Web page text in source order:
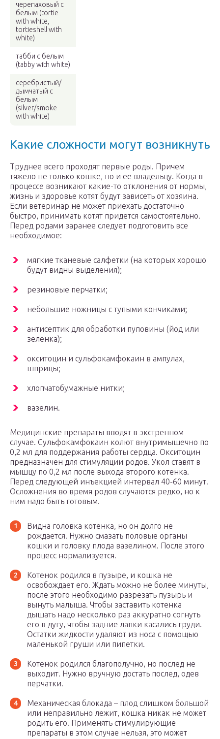
черепаховый с
белым (tortie
with white,
tortieshell with
white)
табби с белым
(tabby with white)
серебристый/
дымчатый с
белым
(silver/smoke
with white)
Какие сложности могут возникнуть
Труднее всего проходят первые роды. Причем
тяжело не только кошке, но и ее владельцу. Когда в
процессе возникают какие-то отклонения от нормы,
жизнь и здоровье котят будут зависеть от хозяина.
Если ветеринар не может приехать достаточно
быстро, принимать котят придется самостоятельно.
Перед родами заранее следует подготовить все
необходимое:
мягкие тканевые салфетки (на которых хорошо
будут видны выделения);
резиновые перчатки;
небольшие ножницы с тупыми кончиками;
антисептик для обработки пуповины (йод или
зеленка);
окситоцин и сульфокамфокаин в ампулах,
шприцы;
хлопчатобумажные нитки;
вазелин.
Медицинские препараты вводят в экстренном
случае. Сульфокамфокаин колют внутримышечно по
0,2 мл для поддержания работы сердца. Окситоцин
предназначен для стимуляции родов. Укол ставят в
мышцу по 0,2 мл после выхода второго котенка.
Перед следующей инъекцией интервал 40-60 минут.
Осложнения во время родов случаются редко, но к
ним надо быть готовым.
Видна головка котенка, но он долго не
рождается. Нужно смазать половые органы
кошки и головку плода вазелином. После этого
процесс нормализуется.
Котенок родился в пузыре, и кошка не
освобождает его. Ждать можно не более минуты,
после этого необходимо разрезать пузырь и
вынуть малыша. Чтобы заставить котенка
дышать надо несколько раз аккуратно согнуть
его в дугу, чтобы задние лапки касались груди.
Остатки жидкости удаляют из носа с помощью
маленькой груши или пипетки.
Котенок родился благополучно, но послед не
выходит. Нужно вручную достать послед, одев
перчатки.
Механическая блокада – плод слишком большой
или неправильно лежит, кошка никак не может
родить его. Применять стимулирующие
препараты в этом случае нельзя, это может